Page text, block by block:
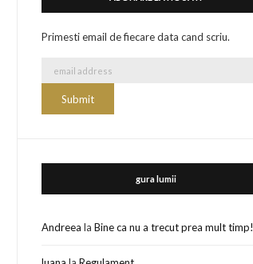
Primesti email de fiecare data cand scriu.
gura lumii
Andreea laBine ca nu a trecut prea mult timp!